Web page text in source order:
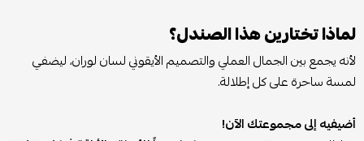
لماذا تختارين هذا الصندل؟
لأنه يجمع بين الجمال العملي والتصميم الأيقوني لسان لوران، ليضفي
لمسة ساحرة على كل إطلالة.
أضيفيه إلى مجموعتك الآن!